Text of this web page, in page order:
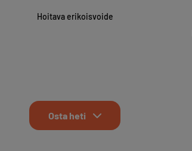
Hoitava erikoisvoide
Osta heti